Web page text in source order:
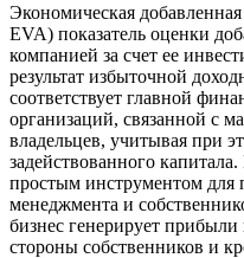
Экономическая
EVA) показатель оценки
компанией за счет ее
результат избыточной
соответствует главной
организаций, связанной с
владельцев, учитывая при
задействованного
простым инструментом для
менеджмента и
бизнес генерирует
стороны собственников и